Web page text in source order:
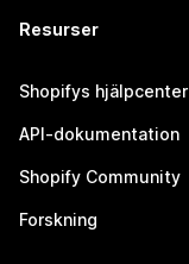
Resurser
Shopifys hjälpcenter
API-dokumentation
Shopify Community
Forskning